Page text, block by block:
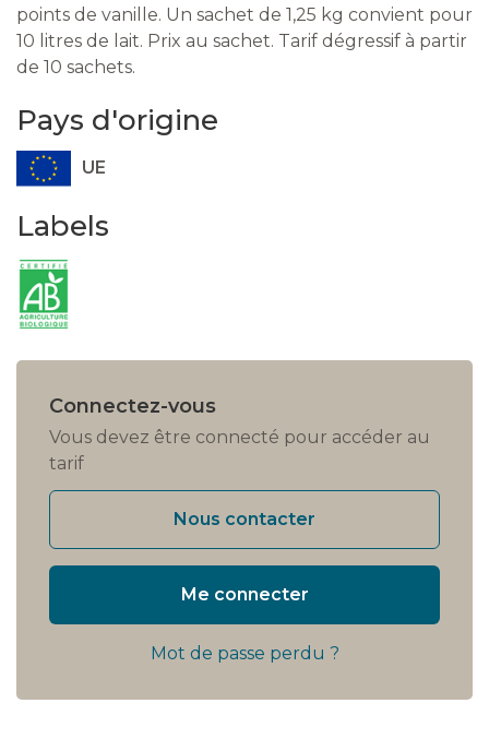
points de vanille. Un sachet de 1,25 kg convient pour
10 litres de lait. Prix au sachet. Tarif dégressif à partir
de 10 sachets.
Pays d'origine
UE
Labels
Connectez-vous
Vous devez être connecté pour accéder au
tarif
Nous contacter
Me connecter
Mot de passe perdu ?